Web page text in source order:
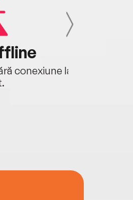
conexiune la